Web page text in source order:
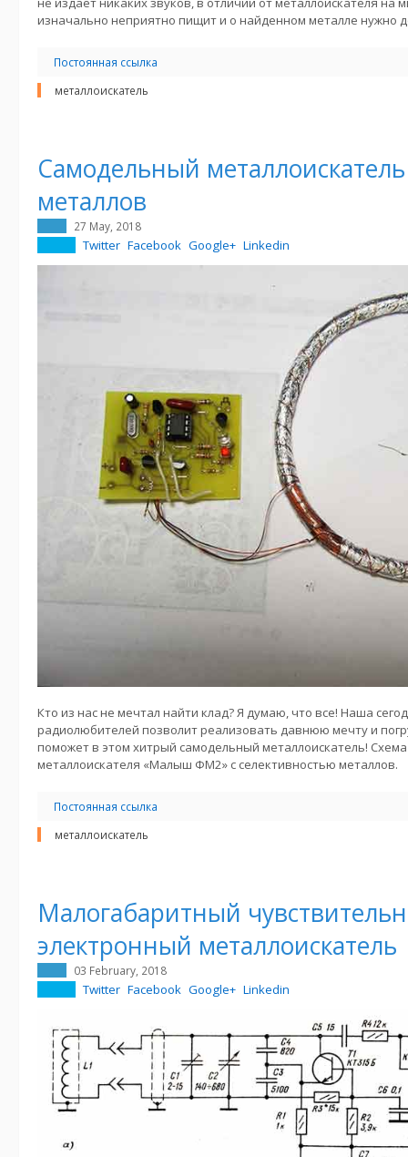
изначально неприятно пищит и о найденном металле нужно
Постоянная ссылка
металлоискатель
Самодельный
металлов
27 May, 2018
Twitter Facebook Google+ Linkedin
Кто из нас не мечтал найти клад? Я думаю, что все! Наша
радиолюбителей позволит реализовать давнюю мечту и
поможет в этом хитрый самодельный металлоискатель!
металлоискателя «Малыш ФМ2» с селективностью металлов.
Постоянная ссылка
металлоискатель
Малогабаритный
электронный металлоискатель
03 February, 2018
Twitter Facebook Google+ Linkedin